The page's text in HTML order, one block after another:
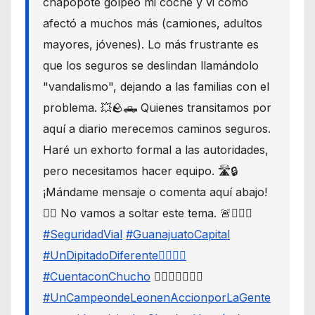
afectó a muchos más (camiones, adultos
mayores, jóvenes). Lo más frustrante es
que los seguros se deslindan llamándolo
"vandalismo", dejando a las familias con el
problema. 💥🪨🛻 Quienes transitamos por
aquí a diario merecemos caminos seguros.
Haré un exhorto formal a las autoridades,
pero necesitamos hacer equipo. 🛣️🔒
¡Mándame mensaje o comenta aquí abajo!
👇🏼 No vamos a soltar este tema. 🚨🙋🏾‍♂️
#SeguridadVial #GuanajuatoCapital
#UnDipitadoDiferente🙋🏽‍♂️⚖️
#CuentaconChucho 🙋🏾‍♂️✌🏾☝🏾
#UnCampeondeLeonenAccionporLaGente